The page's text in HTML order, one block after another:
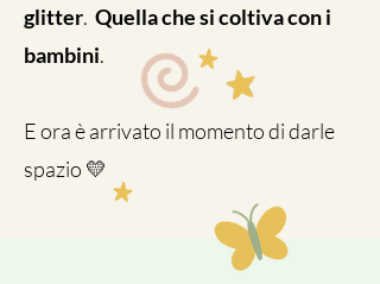
glitter. Quella che si coltiva con i
bambini.
E ora è arrivato il momento di darle
spazio 💛